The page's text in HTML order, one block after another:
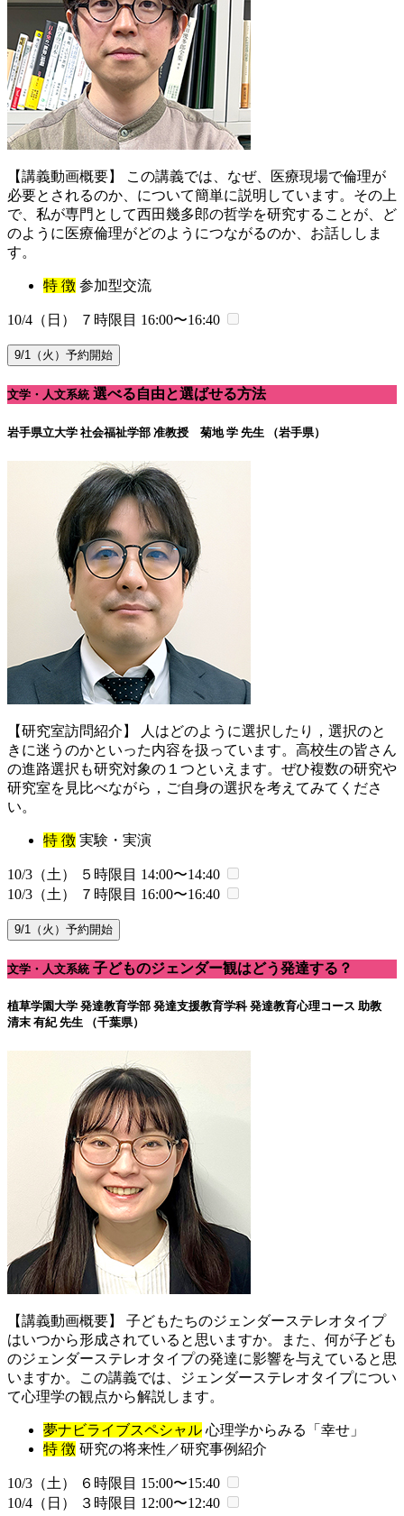
【講義動画概要】 この講義では、なぜ、医療現場で倫理が
必要とされるのか、について簡単に説明しています。その上
で、私が専門として西田幾多郎の哲学を研究することが、ど
のように医療倫理がどのようにつながるのか、お話ししま
す。
特 徴 参加型交流
10/4（日） ７時限目 16:00〜16:40
9/1（火）予約開始
文学・人文系統 選べる自由と選ばせる方法
岩手県立大学 社会福祉学部 准教授 菊地 学 先生 （岩手県）
【研究室訪問紹介】 人はどのように選択したり，選択のと
きに迷うのかといった内容を扱っています。高校生の皆さん
の進路選択も研究対象の１つといえます。ぜひ複数の研究や
研究室を見比べながら，ご自身の選択を考えてみてくださ
い。
特 徴 実験・実演
10/3（土） ５時限目 14:00〜14:40
10/3（土） ７時限目 16:00〜16:40
9/1（火）予約開始
文学・人文系統 子どものジェンダー観はどう発達する？
植草学園大学 発達教育学部 発達支援教育学科 発達教育心理コース 助教
清末 有紀 先生 （千葉県）
【講義動画概要】 子どもたちのジェンダーステレオタイプ
はいつから形成されていると思いますか。また、何が子ども
のジェンダーステレオタイプの発達に影響を与えていると思
いますか。この講義では、ジェンダーステレオタイプについ
て心理学の観点から解説します。
夢ナビライブスペシャル 心理学からみる「幸せ」
特 徴 研究の将来性／研究事例紹介
10/3（土） ６時限目 15:00〜15:40
10/4（日） ３時限目 12:00〜12:40